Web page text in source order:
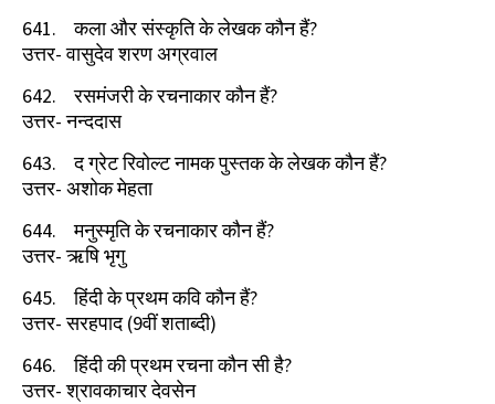
641.
कला और संस्कृति के लेखक कौन हैं?
उत्तर- वासुदेव शरण अग्रवाल
642.
रसमंजरी के रचनाकार कौन हैं?
उत्तर- नन्ददास
643.
द ग्रेट रिवोल्ट नामक पुस्तक के लेखक कौन हैं?
उत्तर- अशोक मेहता
644.
मनुस्मृति के रचनाकार कौन हैं?
उत्तर- ऋषि भृगु
645.
हिंदी के प्रथम कवि कौन हैं?
उत्तर- सरहपाद (9वीं शताब्दी)
646.
हिंदी की प्रथम रचना कौन सी है?
उत्तर- श्रावकाचार देवसेन